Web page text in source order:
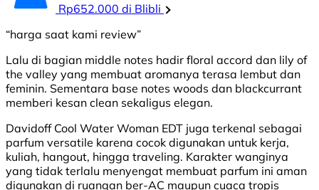
Rp652.000 di Blibli
“harga saat kami review”
Lalu di bagian middle notes hadir floral accord dan lily of
the valley yang membuat aromanya terasa lembut dan
feminin. Sementara base notes woods dan blackcurrant
memberi kesan clean sekaligus elegan.
Davidoff Cool Water Woman EDT juga terkenal sebagai
parfum versatile karena cocok digunakan untuk kerja,
kuliah, hangout, hingga traveling. Karakter wanginya
yang tidak terlalu menyengat membuat parfum ini aman
digunakan di ruangan ber-AC maupun cuaca tropis